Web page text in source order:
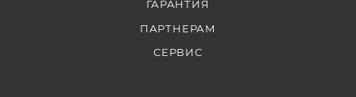
ГАРАНТИЯ
ПАРТНЕРАМ
СЕРВИС